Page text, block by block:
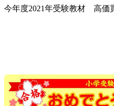
今年度2021年受験教材 高価